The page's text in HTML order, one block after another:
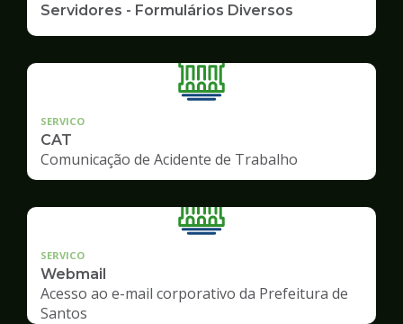
Servidores - Formulários Diversos
SERVICO
CAT
Comunicação de Acidente de Trabalho
SERVICO
Webmail
Acesso ao e-mail corporativo da Prefeitura de
Santos